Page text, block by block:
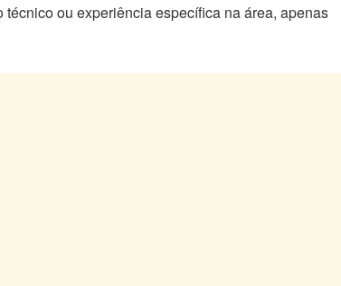
ou experiência específica na área, apenas